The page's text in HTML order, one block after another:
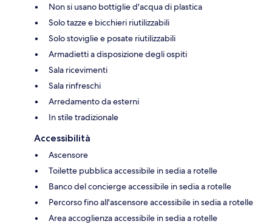
Non si usano bottiglie d'acqua di plastica
Solo tazze e bicchieri riutilizzabili
Solo stoviglie e posate riutilizzabili
Armadietti a disposizione degli ospiti
Sala ricevimenti
Sala rinfreschi
Arredamento da esterni
In stile tradizionale
Accessibilità
Ascensore
Toilette pubblica accessibile in sedia a rotelle
Banco del concierge accessibile in sedia a rotelle
Percorso fino all'ascensore accessibile in sedia a rotelle
Area accoglienza accessibile in sedia a rotelle